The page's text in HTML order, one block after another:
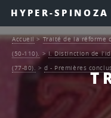
HYPER-SPINOZA
Accueil>Traité de la réforme
(50-110). >I. Distinction de
(77-80). >d - Premières